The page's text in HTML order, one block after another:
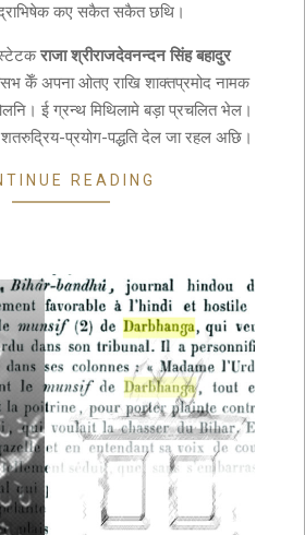
कए सकैत सकैत छथि।
स्टेटकराजा श्रीराजदेवनन्दन सिंह बहादुर
केँ अपना ओतए राखि शाक्तप्रमोद नामक
ई ग्रन्थ मिथिलामे बड़ा प्रचलित भेल।
प्रयोग-पद्धति देल जा रहल अछि।
READING